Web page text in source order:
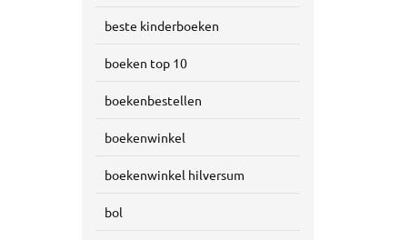
beste kinderboeken
boeken top 10
boekenbestellen
boekenwinkel
boekenwinkel hilversum
bol